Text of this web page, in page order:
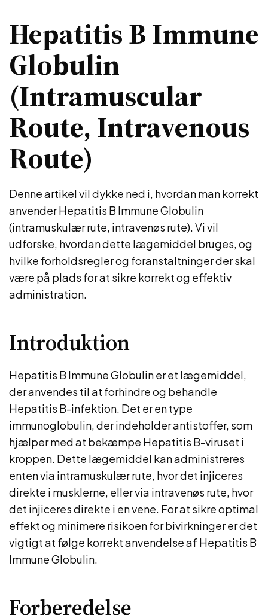
Hepatitis B Immune
Globulin
(Intramuscular
Route, Intravenous
Route)
Denne artikel vil dykke ned i, hvordan man korrekt
anvender Hepatitis B Immune Globulin
(intramuskulær rute, intravenøs rute). Vi vil
udforske, hvordan dette lægemiddel bruges, og
hvilke forholdsregler og foranstaltninger der skal
være på plads for at sikre korrekt og effektiv
administration.
Introduktion
Hepatitis B Immune Globulin er et lægemiddel,
der anvendes til at forhindre og behandle
Hepatitis B-infektion. Det er en type
immunoglobulin, der indeholder antistoffer, som
hjælper med at bekæmpe Hepatitis B-viruset i
kroppen. Dette lægemiddel kan administreres
enten via intramuskulær rute, hvor det injiceres
direkte i musklerne, eller via intravenøs rute, hvor
det injiceres direkte i en vene. For at sikre optimal
effekt og minimere risikoen for bivirkninger er det
vigtigt at følge korrekt anvendelse af Hepatitis B
Immune Globulin.
Forberedelse